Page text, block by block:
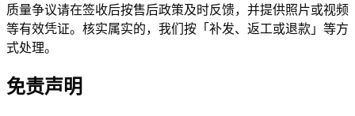
质量争议请在签收后按售后政策及时反馈，并提供照片或视频
等有效凭证。核实属实的，我们按「补发、返工或退款」等方
式处理。
免责声明